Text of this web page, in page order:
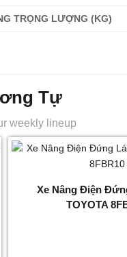
TRỌNG LƯỢNG (KG)
Tự
weekly lineup
Xe Nâng Điện
TOYOTA